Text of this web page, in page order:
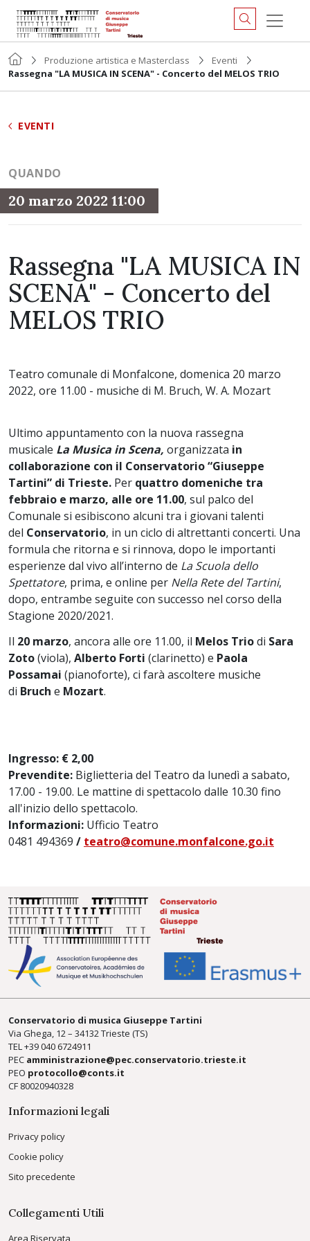
Produzione artistica e Masterclass
Eventi
Rassegna "LA MUSICA IN SCENA" - Concerto del MELOS TRIO
EVENTI
QUANDO
20 marzo 2022 11:00
Rassegna "LA MUSICA IN
SCENA" - Concerto del
MELOS TRIO
Teatro comunale di Monfalcone, domenica 20 marzo
2022, ore 11.00 - musiche di M. Bruch, W. A. Mozart
Ultimo appuntamento con la nuova rassegna
musicale La Musica in Scena, organizzata in
collaborazione con il Conservatorio “Giuseppe
Tartini” di Trieste. Per quattro domeniche tra
febbraio e marzo, alle ore 11.00, sul palco del
Comunale si esibiscono alcuni tra i giovani talenti
del Conservatorio, in un ciclo di altrettanti concerti. Una
formula che ritorna e si rinnova, dopo le importanti
esperienze dal vivo all’interno de La Scuola dello
Spettatore, prima, e online per Nella Rete del Tartini,
dopo, entrambe seguite con successo nel corso della
Stagione 2020/2021.
Il 20 marzo, ancora alle ore 11.00, il Melos Triodi Sara
Zoto(viola), Alberto Forti (clarinetto) e Paola
Possamai (pianoforte), ci farà ascoltere musiche
di Bruch e Mozart.
Ingresso: € 2,00
Prevendite: Biglietteria del Teatro da lunedì a sabato,
17.00 - 19.00. Le mattine di spettacolo dalle 10.30 fino
all'inizio dello spettacolo.
Informazioni: Ufficio Teatro
0481 494369 / teatro@comune.monfalcone.go.it
Conservatorio di musica Giuseppe Tartini
Via Ghega, 12 – 34132 Trieste (TS)
TEL +39040 6724911
PEC amministrazione@pec.conservatorio.trieste.it
PEO protocollo@conts.it
CF 80020940328
Informazioni legali
Privacy policy
Cookie policy
Sito precedente
Collegamenti Utili